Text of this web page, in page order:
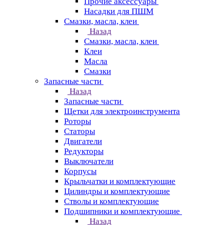
Насадки для ПШМ
Смазки, масла, клеи
Назад
Смазки, масла, клеи
Клеи
Масла
Смазки
Запасные части
Назад
Запасные части
Щетки для электроинструмента
Роторы
Статоры
Двигатели
Редукторы
Выключатели
Корпусы
Крыльчатки и комплектующие
Цилиндры и комплектующие
Стволы и комплектующие
Подшипники и комплектующие
Назад